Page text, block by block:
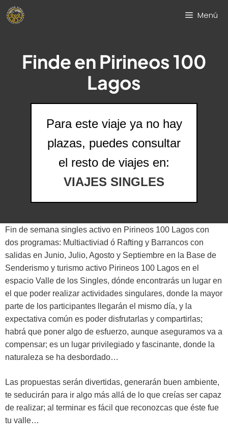
Saltar
Menú
Finde en Pirineos 100
Lagos
Para este viaje ya no hay
plazas, puedes consultar
el resto de viajes en:
VIAJES SINGLES
Fin de semana singles activo en Pirineos 100 Lagos con
dos programas: Multiactiviad ó Rafting y Barrancos con
salidas en Junio, Julio, Agosto y Septiembre en la Base de
Senderismo y turismo activo Pirineos 100 Lagos en el
espacio Valle de los Singles, dónde encontrarás un lugar en
el que poder realizar actividades singulares, donde la mayor
parte de los participantes llegarán el mismo día, y la
expectativa común es poder disfrutarlas y compartirlas;
habrá que poner algo de esfuerzo, aunque aseguramos va a
compensar; es un lugar privilegiado y fascinante, donde la
naturaleza se ha desbordado…
Las propuestas serán divertidas, generarán buen ambiente,
te seducirán para ir algo más allá de lo que creías ser capaz
de realizar; al terminar es fácil que reconozcas que éste fue
tu valle…